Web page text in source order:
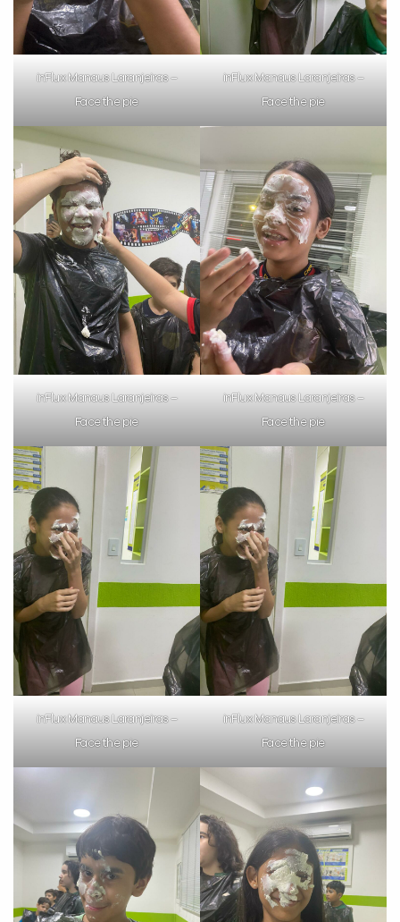
inFlux Manaus Laranjeiras –
Face the pie
inFlux Manaus Laranjeiras –
Face the pie
inFlux Manaus Laranjeiras –
Face the pie
inFlux Manaus Laranjeiras –
Face the pie
inFlux Manaus Laranjeiras –
Face the pie
inFlux Manaus Laranjeiras –
Face the pie
Você é aluno inFlux?
Sim
VOLTAR